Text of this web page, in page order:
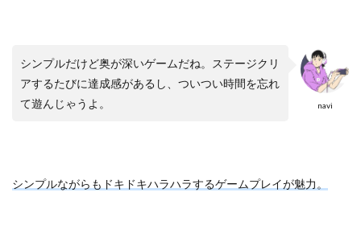
navi
シンプルだけど奥が深いゲームだね。ステージクリ
アするたびに達成感があるし、ついつい時間を忘れ
て遊んじゃうよ。
シンプルながらもドキドキハラハラするゲームプレイが魅力。